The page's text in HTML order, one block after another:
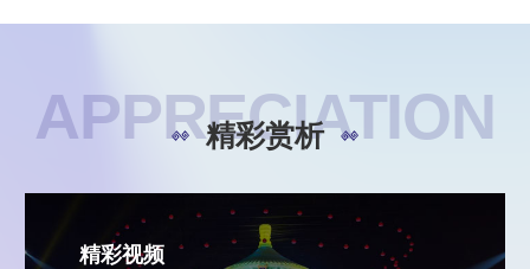
APPRECIATION
精彩赏析
精彩视频